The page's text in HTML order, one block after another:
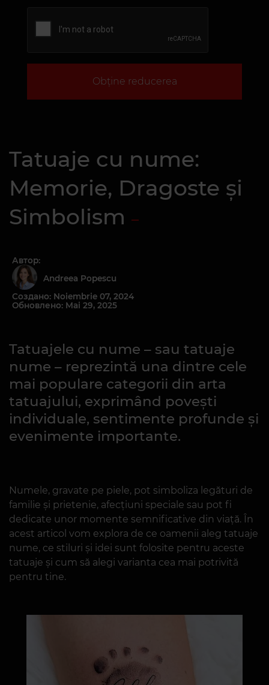
Obține reducerea
Tatuaje cu nume:
Memorie, Dragoste și
Simbolism
Автор:
Andreea Popescu
Создано: Noiembrie 07, 2024
Обновлено: Mai 29, 2025
Tatuajele cu nume – sau tatuaje
nume – reprezintă una dintre cele
mai populare categorii din arta
tatuajului, exprimând povești
individuale, sentimente profunde și
evenimente importante.
Numele, gravate pe piele, pot simboliza legături de
familie și prietenie, afecțiuni speciale sau pot fi
dedicate unor momente semnificative din viață. În
acest articol vom explora de ce oamenii aleg tatuaje
nume, ce stiluri și idei sunt folosite pentru aceste
tatuaje și cum să alegi varianta cea mai potrivită
pentru tine.